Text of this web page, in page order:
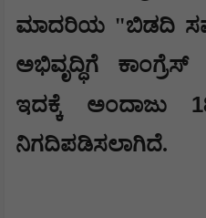
ಮಾದರಿಯ "ಬಿಡದಿ
ಅಭಿವೃದ್ಧಿಗೆ
ಇದಕ್ಕೆ ಅಂದಾಜು
ನಿಗದಿಪಡಿಸಲಾಗಿದೆ.